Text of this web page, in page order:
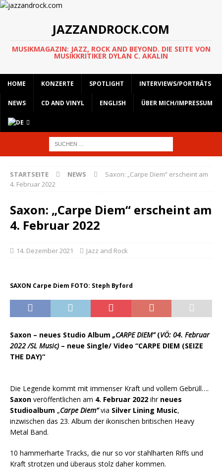
JAZZANDROCK.COM
MUSIKMAGAZIN: JAZZ, ROCK AND BEYOND. DIE SEITE VON
MUSIKKRITIKER DYLAN C. AKALIN
HOME KONZERTE SPOTLIGHT INTERVIEWS/PORTRÄTS
NEWS CD AND VINYL ENGLISH ÜBER MICH/IMPRESSUM
STARTSEITE NEWS
Saxon: „Carpe Diem“ erscheint am
4. Februar 2022
Saxon: „Carpe Diem“ erscheint am
4. Februar 2022
14. Dezember 2021 Jazz and Rock
SAXON Carpe Diem FOTO: Steph Byford
Saxon – neues Studio Album „CARPE DIEM“(VÖ: 04. Februar
2022 /SL Music) – neue Single/ Video “CARPE DIEM (SEIZE
THE DAY)“
Die Legende kommt mit immenser Kraft und vollem Gebrüll….
Saxon veröffentlichen am 4. Februar 2022 ihr neues
Studioalbum „Carpe Diem“via Silver Lining Music,
inzwischen das 23. Album der ikonischen britischen Heavy
Metal Band.
10 hammerharte Tracks, die nur so vor stahlharten Riffs und
Kraft strotzen und überaus stolz daher kommen.